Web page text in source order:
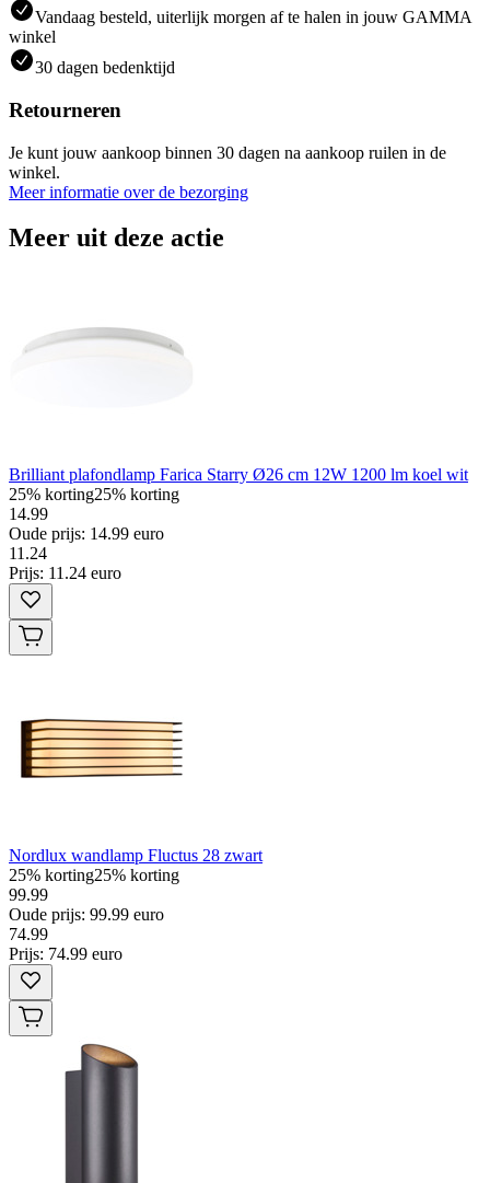
Vandaag besteld, uiterlijk morgen af te halen in jouw GAMMA
winkel
30 dagen bedenktijd
Retourneren
Je kunt jouw aankoop binnen 30 dagen na aankoop ruilen in de
winkel.
Meer informatie over de bezorging
Meer uit deze actie
Brilliant plafondlamp Farica Starry Ø26 cm 12W 1200 lm koel wit
25% korting25% korting
14.99
Oude prijs: 14.99 euro
11 .24
Prijs: 11.24 euro
Nordlux wandlamp Fluctus 28 zwart
25% korting25% korting
99.99
Oude prijs: 99.99 euro
74.99
Prijs: 74.99 euro